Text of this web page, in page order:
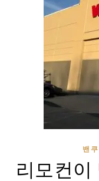
밴
리모컨이